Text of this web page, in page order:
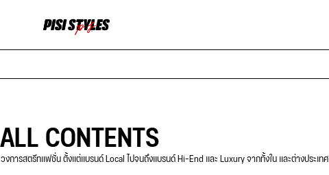
ALL CONTENTS
การสตรีทแฟชั่น ตั้งแต่แบรนด์ Local ไปจนถึงแบรนด์ Hi-End และ Luxury จากทั้งใน และต่างประเทศ